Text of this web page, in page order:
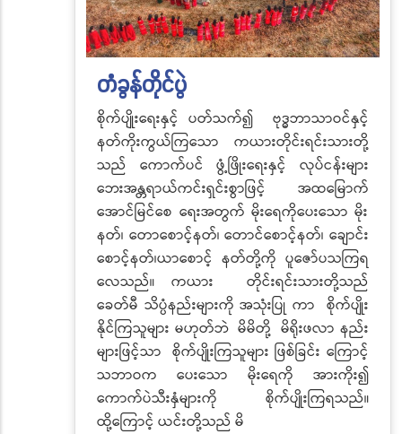
တံခွန်တိုင်ပွဲ
စိုက်ပျိုးရေးနှင့် ပတ်သက်၍ ဗုဒ္ဓဘာသာဝင်နှင့်
နတ်ကိုးကွယ်ကြသော ကယားတိုင်းရင်းသားတို့
သည် ကောက်ပင် ဖွံ့ဖြိုးရေးနှင့် လုပ်ငန်းများ
ဘေးအန္တရာယ်ကင်းရှင်းစွာဖြင့် အထမြောက်
အောင်မြင်စေ ရေးအတွက် မိုးရေကိုပေးသော မိုး
နတ်၊ တောစောင့်နတ်၊ တောင်စောင့်နတ်၊ ချောင်း
စောင့်နတ်၊ယာစောင့် နတ်တို့ကို ပူဇော်ပသကြရ
လေသည်။ ကယား တိုင်းရင်းသားတို့သည်
ခေတ်မီ သိပ္ပံနည်းများကို အသုံးပြု ကာ စိုက်ပျိုး
နိုင်ကြသူများ မဟုတ်ဘဲ မိမိတို့ မိရိုးဖလာ နည်း
များဖြင့်သာ စိုက်ပျိုးကြသူများ ဖြစ်ခြင်း ကြောင့်
သဘာဝက ပေးသော မိုးရေကို အားကိုး၍
ကောက်ပဲသီးနှံများကို စိုက်ပျိုးကြရသည်။
ထို့ကြောင့် ယင်းတို့သည် မိ